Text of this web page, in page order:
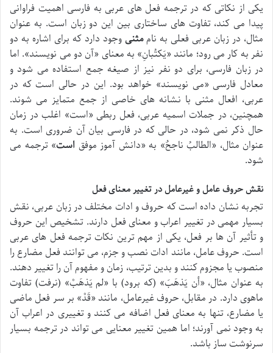
یکی از نکاتی که در ترجمه فعل های عربی به فارسی اهمیت فراوانی
پیدا می کند، تفاوت های ساختاری بین این دو زبان است. به عنوان
مثال، در زبان عربی فعلی به ناممثنیوجود دارد که برای اشاره به دو
نفر به کار می رود؛ مانند «یَکتُبانِ» به معنای «آن دو می نویسند». اما
در زبان فارسی، برای دو نفر نیز از صیغه جمع استفاده می شود و
معادل فارسی «می نویسند» خواهد بود. این در حالی است که در
عربی، افعال مثنی با نشانه های خاصی از جمع متمایز می شوند.
همچنین، در جملات اسمیه عربی، فعل ربطی «است» اغلب در زمان
حال ذکر نمی شود، در حالی که در فارسی بیان آن ضروری است. به
عنوان مثال، «الطالبُ ناجحٌ» به «دانش آموز موفق است» ترجمه می
شود.
نقش حروف عامل و غیرعامل در تغییر معنای فعل
تجربه نشان داده است که حروف و ادات مختلف در زبان عربی، نقش
بسیار مهمی در تغییر اعراب و معنای فعل دارند. تشخیص این حروف
و تأثیر آن ها بر فعل، یکی از مهم ترین نکات ترجمه فعل های عربی
است. حروف عامل، مانند ادات نصب و جزم، می توانند فعل مضارع را
منصوب یا مجزوم کنند و بدین ترتیب، زمان و مفهوم آن را تغییر دهند.
به عنوان مثال، «أن یَذهَبَ» (که برود) با «لم یَذهَبْ» (نرفت) تفاوت
ماهوی دارد. در مقابل، حروف غیرعامل، مانند «قَدْ» بر سر فعل ماضی
یا مضارع، تنها به معنای فعل اضافه می کنند و تغییری در اعراب آن
به وجود نمی آورند؛ اما همین تغییر معنایی می تواند در ترجمه بسیار
سرنوشت ساز باشد.